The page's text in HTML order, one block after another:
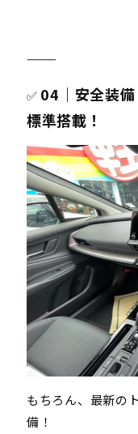
⸻
✅ 04｜安全装
標準搭載！
もちろん、最新の
備！